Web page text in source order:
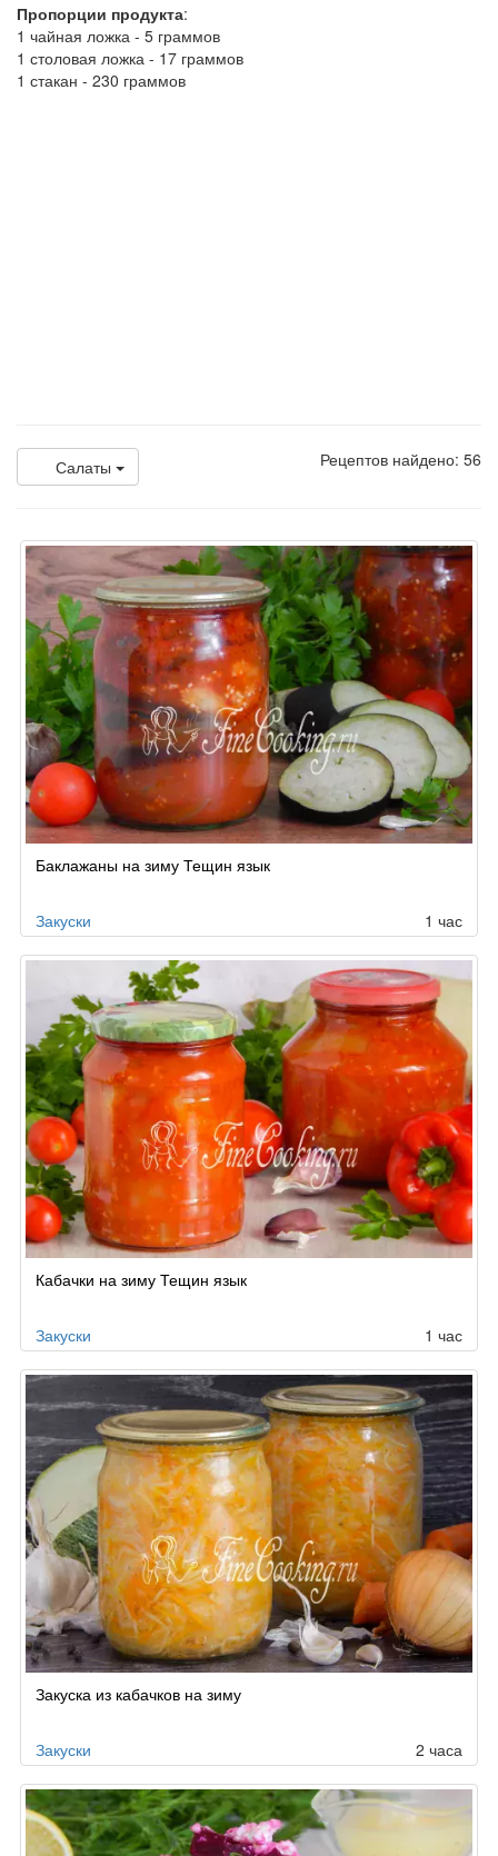
Пропорции продукта:
1 чайная ложка - 5 граммов
1 столовая ложка - 17 граммов
1 стакан - 230 граммов
Салаты Рецептов найдено: 56
Баклажаны на зиму Тещин язык
Закуски 1 час
Кабачки на зиму Тещин язык
Закуски 1 час
Закуска из кабачков на зиму
Закуски 2 часа